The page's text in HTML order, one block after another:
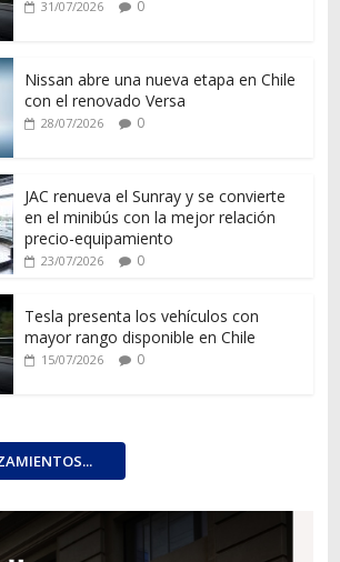
31/07/2026 0
Nissan abre una nueva etapa en Chile
con el renovado Versa
28/07/2026 0
JAC renueva el Sunray y se convierte
en el minibús con la mejor relación
precio-equipamiento
23/07/2026 0
Tesla presenta los vehículos con
mayor rango disponible en Chile
15/07/2026 0